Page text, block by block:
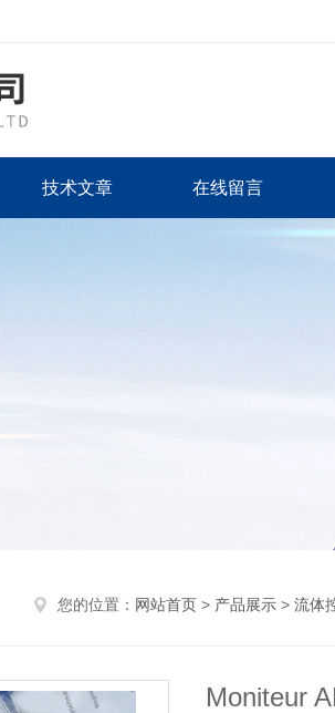
技术文章 在线留言
您的位置： 网站首页 > 产品展示 > 流体
Moniteur